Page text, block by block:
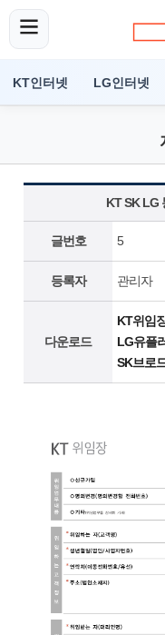
KT인터넷 LG인터넷
KT SK LG
글번호 5
등록자 관리자
다운로드
KT위임
LG유플
SK브로